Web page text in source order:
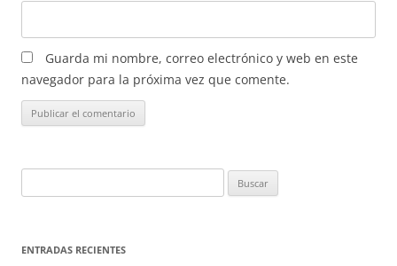
Guarda mi nombre, correo electrónico y web en este
navegador para la próxima vez que comente.
ENTRADAS RECIENTES